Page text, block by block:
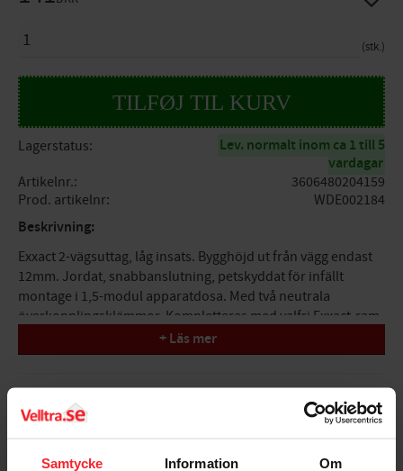
Samtycke Information Om
stk.
Lagerstatus
Lev. normalt inom ca 1 till 5
vardagar
Artikelnr.
3606480204159
Prod. artikelnr
WDE002184
Beskrivning:
Exxact 2-vägsuttag, låg insats. Bygghöjd ut från vägg endast
12mm. Jordat, snabbanslutning, petskyddat för infällt
montage i 1,5-modul apparatdosa. Med två neutrala
överkopplingsklämmor. Kompletteras med valfri Exxact-ram.
apparatserie Exxact
produkt dubbelt uttag
typ jordat
+ Läs mer
Bedømmelser